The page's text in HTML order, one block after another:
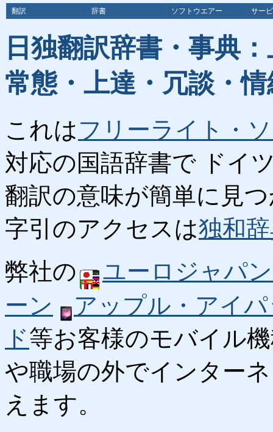
翻訳 辞書 ソフトウエアー サー
日独翻訳辞書・事典
常態・上達・冗談・
これはフリーライト・
対応の国語辞書で ドイ
翻訳の意味が簡単に見
字引のアクセスは独和
弊社の
ユーロジャパ
ーン
アップル・アイ
ド等お客様のモバイル
や職場の外でインター
えます。